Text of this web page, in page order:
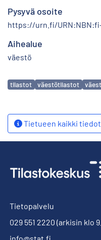
Pysyvä osoite
https://urn.fi/URN:NBN:fi-
Aihealue
väestö
Avainsanat
tilastot väestötilastot
Tietueen kaikki tiedot
Tietopalvelu
029 551 2220 (arkisin klo